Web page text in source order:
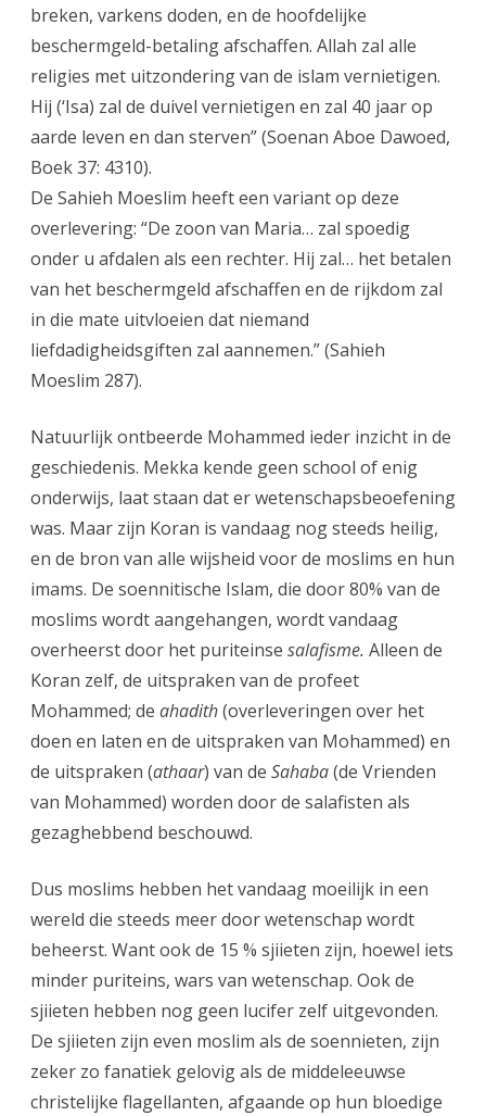
breken, varkens doden, en de hoofdelijke
beschermgeld-betaling afschaffen. Allah zal alle
religies met uitzondering van de islam vernietigen.
Hij (‘Isa) zal de duivel vernietigen en zal 40 jaar op
aarde leven en dan sterven” (Soenan Aboe Dawoed,
Boek 37: 4310).
De Sahieh Moeslim heeft een variant op deze
overlevering: “De zoon van Maria… zal spoedig
onder u afdalen als een rechter. Hij zal… het betalen
van het beschermgeld afschaffen en de rijkdom zal
in die mate uitvloeien dat niemand
liefdadigheidsgiften zal aannemen.” (Sahieh
Moeslim 287).
Natuurlijk ontbeerde Mohammed ieder inzicht in de
geschiedenis. Mekka kende geen school of enig
onderwijs, laat staan dat er wetenschapsbeoefening
was. Maar zijn Koran is vandaag nog steeds heilig,
en de bron van alle wijsheid voor de moslims en hun
imams. De soennitische Islam, die door 80% van de
moslims wordt aangehangen, wordt vandaag
overheerst door het puriteinse salafisme. Alleen de
Koran zelf, de uitspraken van de profeet
Mohammed; de ahadith(overleveringen over het
doen en laten en de uitspraken van Mohammed) en
de uitspraken (athaar) van de Sahaba(de Vrienden
van Mohammed) worden door de salafisten als
gezaghebbend beschouwd.
Dus moslims hebben het vandaag moeilijk in een
wereld die steeds meer door wetenschap wordt
beheerst. Want ook de 15 % sjiieten zijn, hoewel iets
minder puriteins, wars van wetenschap. Ook de
sjiieten hebben nog geen lucifer zelf uitgevonden.
De sjiieten zijn even moslim als de soennieten, zijn
zeker zo fanatiek gelovig als de middeleeuwse
christelijke flagellanten, afgaande op hun bloedige